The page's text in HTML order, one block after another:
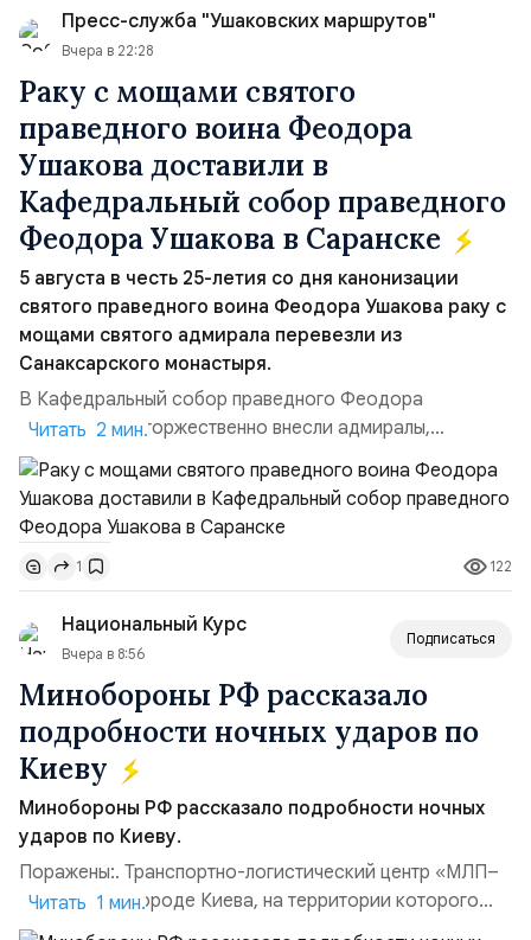
Ираном...Пресс-служба "Ушаковских маршрутов"
Вчера в 22:28
Раку с мощами святого
праведного воина Феодора
Ушакова доставили в
Кафедральный собор праведного
Феодора Ушакова в Саранске
5 августа в честь 25-летия со дня канонизации
святого праведного воина Феодора Ушакова раку с
мощами святого адмирала перевезли из
Санаксарского монастыря.
В Кафедральный собор праведного Феодора
Ушакова раку торжественно внесли адмиралы,
участвовавшие в канонизации святого праведного
воина Феодора Ушакова 25 лет назад:Адмирал
Владимир Прокофьевич Валуев, командующий
Балтийским флотом ВМФ России (2001–2006
гг.);Адмирал Владимир Петрович Комоедов,
командующий Черноморским флотом ВМФ России
(1998–2002 г...
Читать 2 мин.
1 122
Национальный Курс
Вчера в 8:56
Подписаться
Минобороны РФ рассказало
подробности ночных ударов по
Киеву
Минобороны РФ рассказало подробности ночных
ударов по Киеву.
Поражены:. Транспортно-логистический центр «МЛП–
Чайка» в пригороде Киева, на территории которого
осуществлялось хранение, сборка а также запуск с
Читать 1 мин.